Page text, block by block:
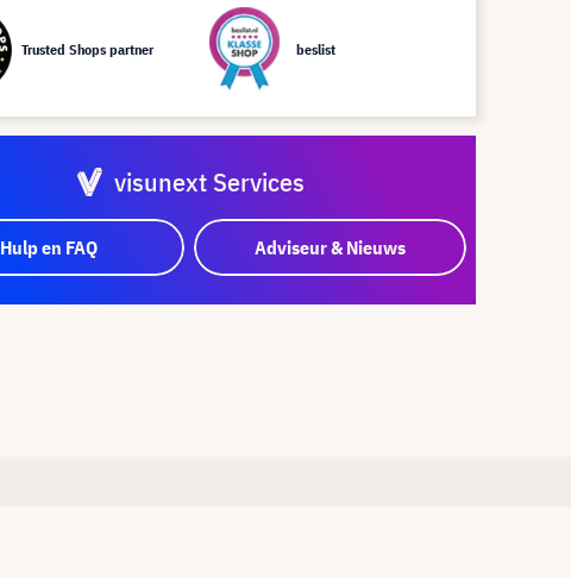
Trusted Shops partner beslist
visunext Services
Hulp en FAQ Adviseur & Nieuws